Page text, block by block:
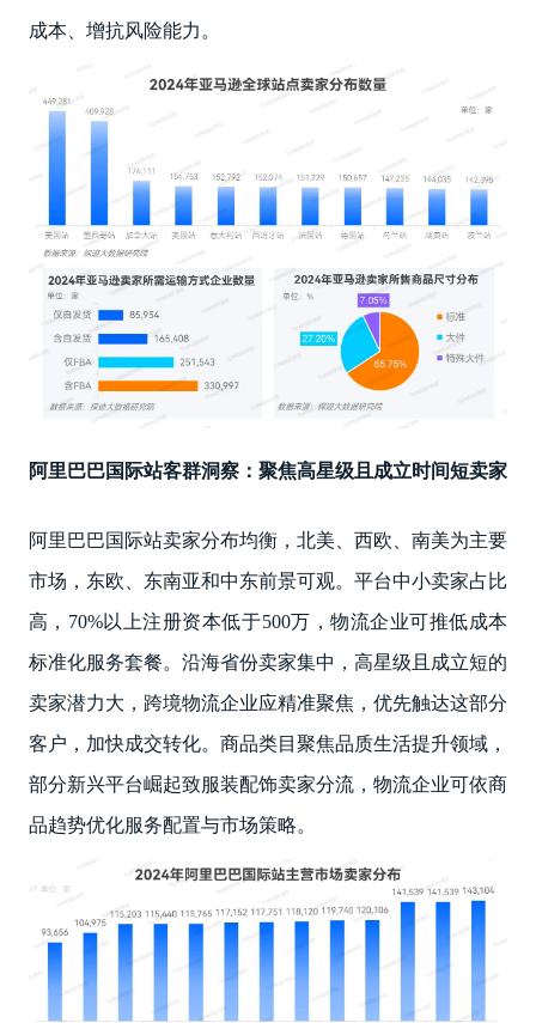
成本、增抗风险能力。
阿里巴巴国际站客群洞察：聚焦高星级且成立时间短卖家
阿里巴巴国际站卖家分布均衡，北美、西欧、南美为主要
市场，东欧、东南亚和中东前景可观。平台中小卖家占比
高，70%以上注册资本低于500万，物流企业可推低成本
标准化服务套餐。沿海省份卖家集中，高星级且成立短的
卖家潜力大，跨境物流企业应精准聚焦，优先触达这部分
客户，加快成交转化。商品类目聚焦品质生活提升领域，
部分新兴平台崛起致服装配饰卖家分流，物流企业可依商
品趋势优化服务配置与市场策略。